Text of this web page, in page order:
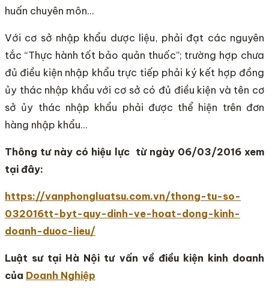
huấn chuyên môn…
Với cơ sở nhập khẩu dược liệu, phải đạt các nguyên
tắc “Thực hành tốt bảo quản thuốc”; trường hợp chưa
đủ điều kiện nhập khẩu trực tiếp phải ký kết hợp đồng
ủy thác nhập khẩu với cơ sở có đủ điều kiện và tên cơ
sở ủy thác nhập khẩu phải được thể hiện trên đơn
hàng nhập khẩu…
Thông tư này có hiệu lực từ ngày 06/03/2016 xem
tại đây:
https://vanphongluatsu.com.vn/thong-tu-so-
032016tt-byt-quy-dinh-ve-hoat-dong-kinh-
doanh-duoc-lieu/
Luật sư tại Hà Nội tư vấn về điều kiện kinh doanh
của Doanh Nghiệp